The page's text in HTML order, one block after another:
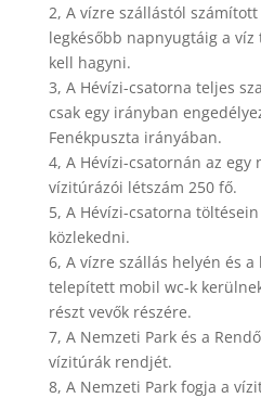
2, A vízre szállástól
legkésőbb napnyugtáig a
kell hagyni.
3, A Hévízi-csatorna teljes
csak egy irányban
Fenékpuszta irányában.
4, A Hévízi-csatornán az egy
vízitúrázói létszám 250 fő.
5, A Hévízi-csatorna
közlekedni.
6, A vízre szállás helyén és
telepített mobil wc-k
részt vevők részére.
7, A Nemzeti Park és a
vízitúrák rendjét.
8, A Nemzeti Park fogja a